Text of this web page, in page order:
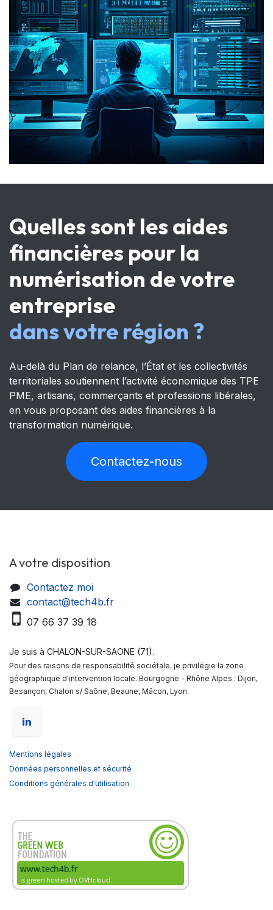
Quelles sont les aides
financières pour la
numérisation de votre
entreprise
dans votre région ?
Au-delà du Plan de relance, l’État et les collectivités
territoriales soutiennent l’activité économique des TPE
PME, artisans, commerçants et professions libérales,
en vous proposant des aides financières à la
transformation numérique.
Contactez-nous
A votre disposition
Contactez moi
contact@tech4b.fr
07 66 37 39 18
Je suis à CHALON-SUR-SAONE (71).
Pour des raisons de responsabilité sociétale, je privilégie la zone
géographique d'intervention locale. Bourgogne - Rhône Alpes : Dijon,
Besançon, Chalon s/ Saône, Beaune, Mâcon, Lyon.
Mentions légales
Données personnelles et sécurité
Conditions générales d'utilisation